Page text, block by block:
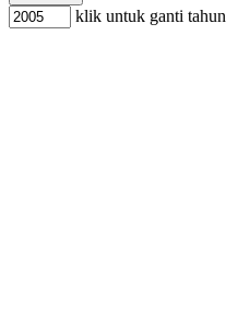
klik untuk ganti tahun